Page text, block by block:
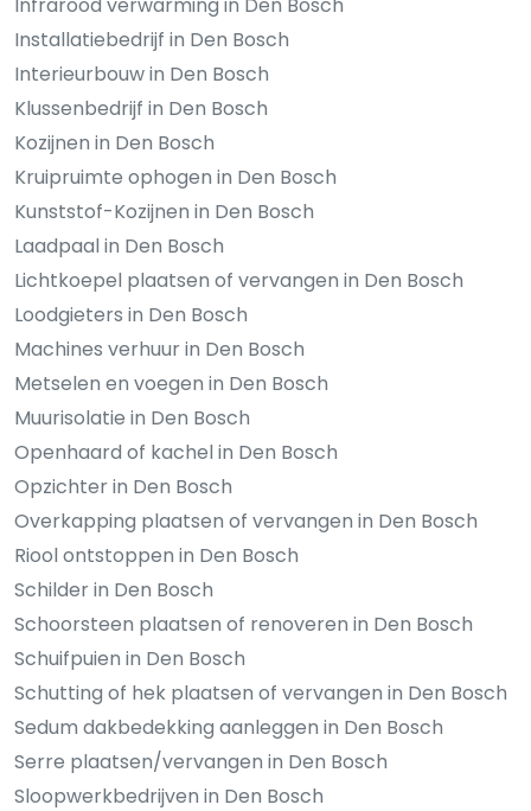
Installatiebedrijf in Den Bosch
Interieurbouw in Den Bosch
Klussenbedrijf in Den Bosch
Kozijnen in Den Bosch
Kruipruimte ophogen in Den Bosch
Kunststof-Kozijnen in Den Bosch
Laadpaal in Den Bosch
Lichtkoepel plaatsen of vervangen in Den Bosch
Loodgieters in Den Bosch
Machines verhuur in Den Bosch
Metselen en voegen in Den Bosch
Muurisolatie in Den Bosch
Openhaard of kachel in Den Bosch
Opzichter in Den Bosch
Overkapping plaatsen of vervangen in Den Bosch
Riool ontstoppen in Den Bosch
Schilder in Den Bosch
Schoorsteen plaatsen of renoveren in Den Bosch
Schuifpuien in Den Bosch
Schutting of hek plaatsen of vervangen in Den Bosch
Sedum dakbedekking aanleggen in Den Bosch
Serre plaatsen/vervangen in Den Bosch
Sloopwerkbedrijven in Den Bosch